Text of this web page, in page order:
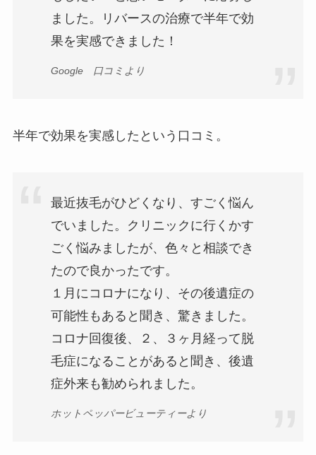
ました。リバースの治療で半年で効
果を実感できました！
Google 口コミより
半年で効果を実感したという口コミ。
最近抜毛がひどくなり、すごく悩ん
でいました。クリニックに行くかす
ごく悩みましたが、色々と相談でき
たので良かったです。
１月にコロナになり、その後遺症の
可能性もあると聞き、驚きました。
コロナ回復後、２、３ヶ月経って脱
毛症になることがあると聞き、後遺
症外来も勧められました。
ホットペッパービューティーより